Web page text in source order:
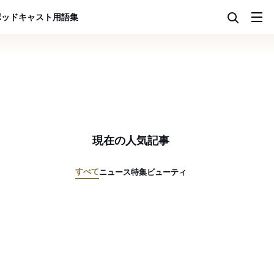
ドキャスト用語集
現在の人気記事
すべてニュース特集ビューティ